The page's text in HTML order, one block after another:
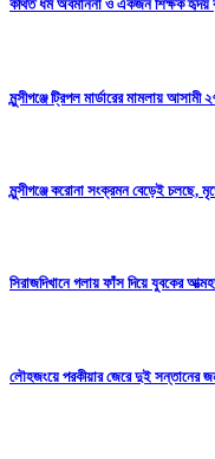
কথিত ধর্ম অবমাননা ও একজন শিক্ষক হৃদয়
মুন্সীগঞ্জে ট্রিপল মার্ডারের মামলায়
মুন্সীগঞ্জে করোনা সংক্রমন বেড়েই চলছে,
সিরাজদিখানে গলায় ফাঁস দিয়ে যুবকের
লৌহজংয়ে পরকীয়ার জেরে দুই সন্তানের